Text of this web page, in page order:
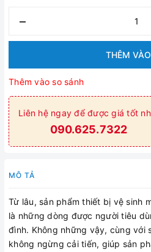
–
THÊM
Thêm vào so sánh
Liên hệ ngay để được giá tốt
090.625.7322
MÔ TẢ
Từ lâu, sản phẩm thiết bị vệ sinh
là những dòng được người tiêu
đình. Không những vậy, cùng với
không ngừng cải tiến, giúp sản